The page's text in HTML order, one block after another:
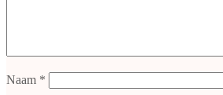
Naam *